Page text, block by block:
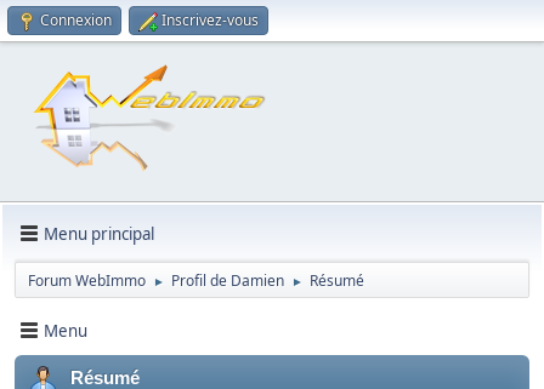
Connexion Inscrivez-vous
Menu principal
Forum WebImmo ► Profil de Damien ► Résumé
Menu
Résumé